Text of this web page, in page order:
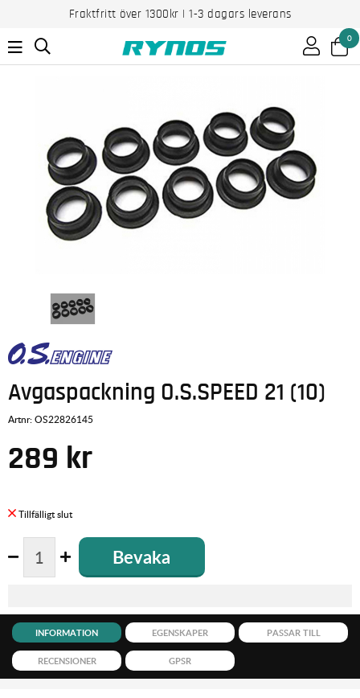
Fraktfritt över 1300kr | 1-3 dagars leverans
0
Avgaspackning O.S.SPEED 21 (10)
Artnr:OS22826145
289 kr
Bevaka
INFORMATION EGENSKAPER PASSAR TILL
RECENSIONER GPSR